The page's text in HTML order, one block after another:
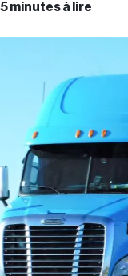
5 minutes à lire